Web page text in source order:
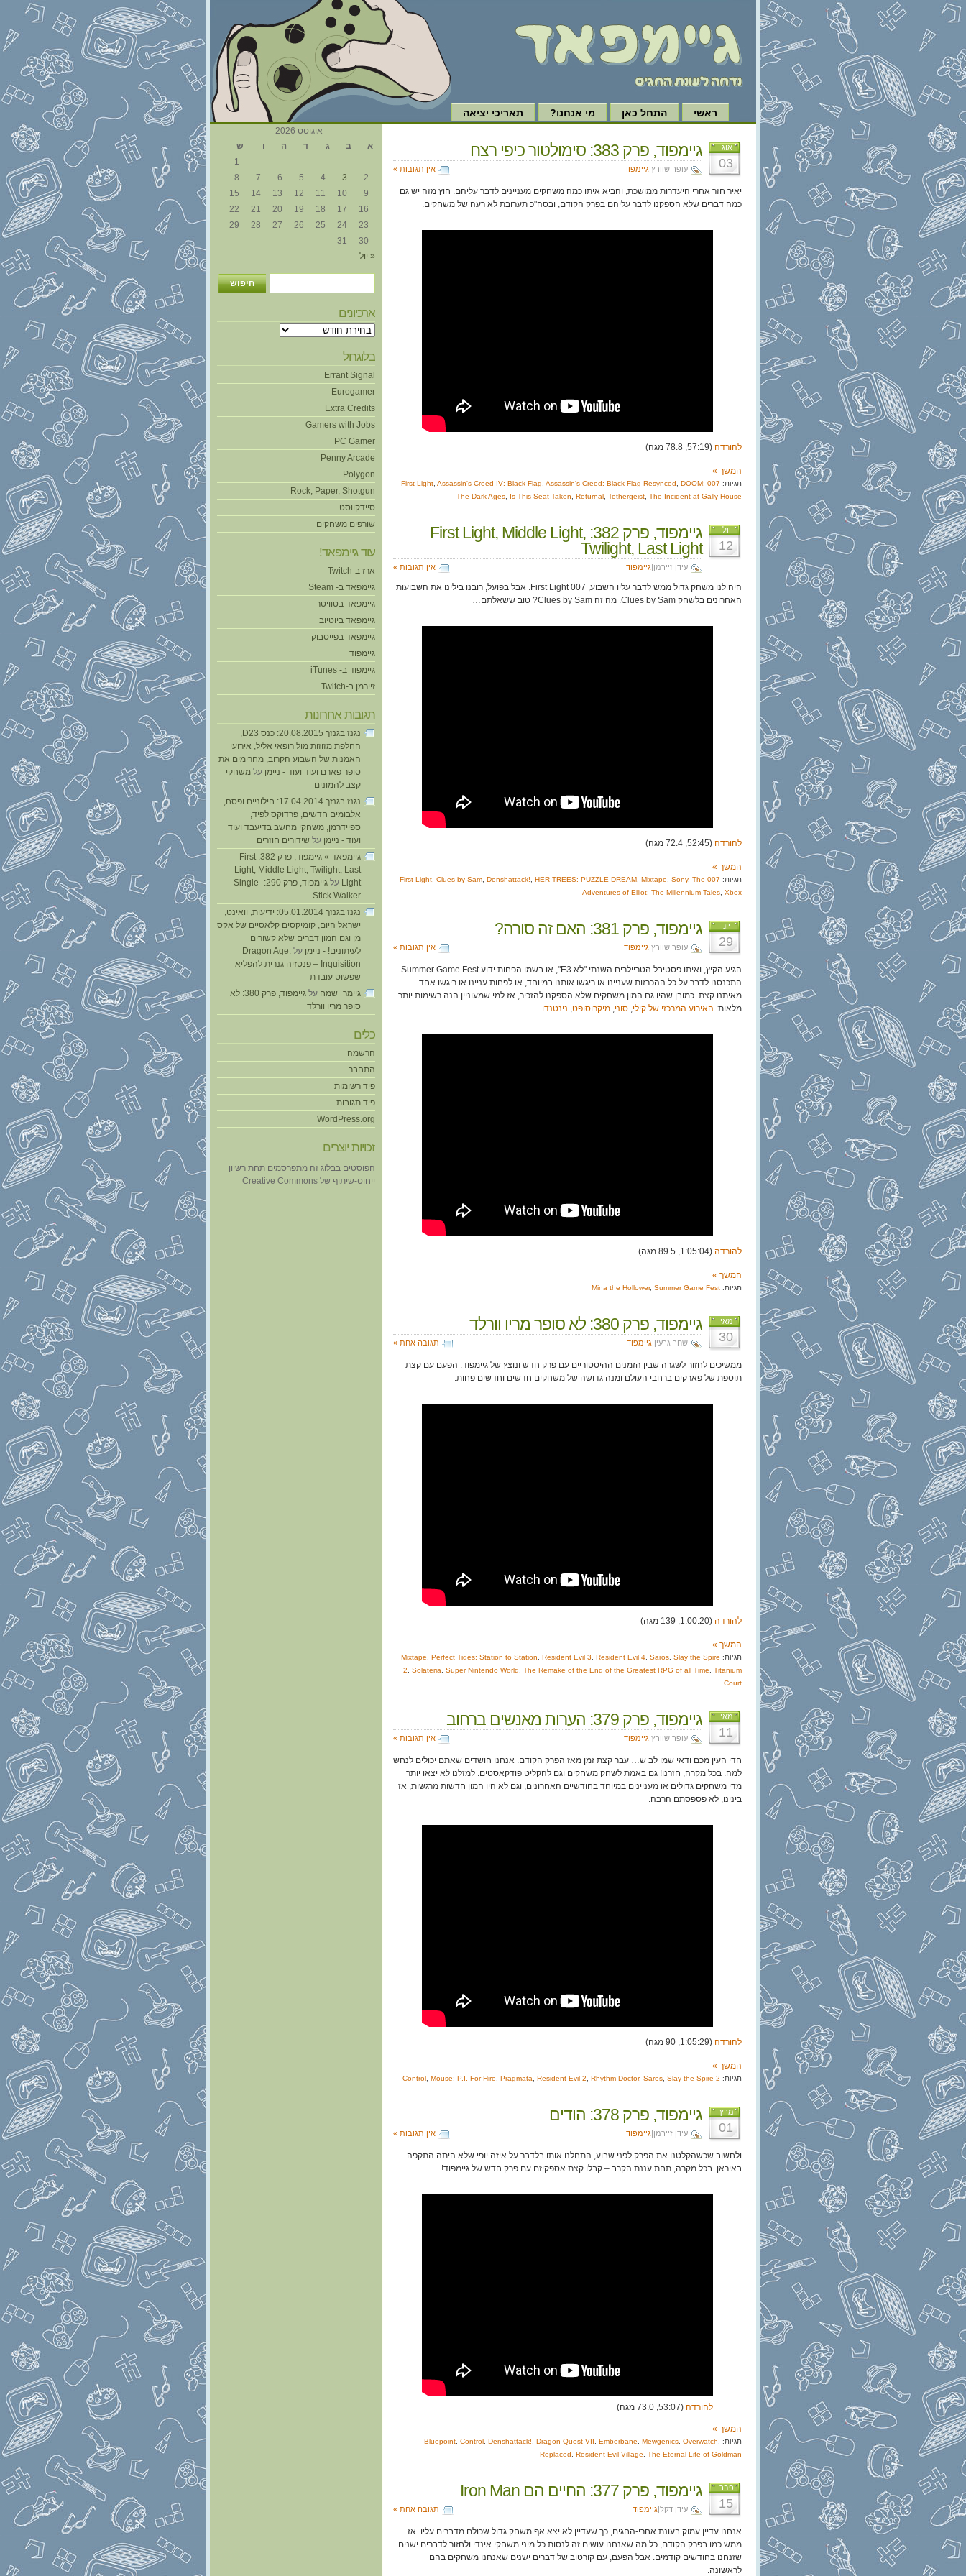
ראשי התחל כאן מי אנחנו? תאריכי יציאה
אוג
03
גיימפוד, פרק 383: סימולטור כיפי רצח
עופר שוורץ|גיימפוד אין תגובות »
יאיר חזר אחרי היעדרות ממושכת, והביא איתו כמה משחקים מעניינים לדבר עליהם. חוץ מזה יש גם
כמה דברים שלא הספקנו לדבר עליהם בפרק הקודם, ובסה"כ תערובת לא רעה של משחקים.
להורדה (57:19, 78.8 מגה)
המשך »
תגיות: 007 First Light
Assassin's Creed IV: Black Flag Assassin's Creed: Black Flag Resynced
DOOM:
The Dark Ages
Is This Seat Taken Returnal Tethergeist The Incident at Gally House
יול
12
גיימפוד, פרק 382: First Light, Middle Light,
Twilight, Last Light
עידן זיירמן|גיימפוד אין תגובות »
היה לנו משחק גדול ממש לדבר עליו השבוע, 007 First Light. אבל בפועל, רובנו בילינו את השבועות
האחרונים בלשחק Clues by Sam. מה זה Clues by Sam? טוב ששאלתם…
להורדה (52:45, 72.4 מגה)
המשך »
תגיות: 007 First Light
Clues by Sam Denshattack! HER TREES: PUZZLE DREAM Mixtape Sony, The
Adventures of Elliot: The Millennium Tales Xbox
יונ
29
גיימפוד, פרק 381: האם זה סורה?
עופר שוורץ|גיימפוד אין תגובות »
הגיע הקיץ, ואיתו פסטיבל הטריילרים השנתי "לא E3", או בשמו הפחות ידוע Summer Game Fest.
התכנסנו לדבר על כל ההכרזות שעניינו או ריגשו אותנו במיוחד, או לפחות עניינו או ריגשו אחד
מאיתנו קצת. כמובן שהיו גם המון משחקים שלא הספקנו להזכיר, אז למי שמעוניין הנה רשימות יותר
מלאות: האירוע המרכזי של קילי, סוני, מיקרוסופט, נינטנדו.
להורדה (1:05:04, 89.5 מגה)
המשך »
תגיות: Mina the Hollower, Summer Game Fest
מאי
30
גיימפוד, פרק 380: לא סופר מריו וורלד
שחר גרעין|גיימפוד תגובה אחת »
ממשיכים לחזור לשגרה שבין הזמנים ההיסטוריים עם פרק חדש ונוצץ של גיימפוד. הפעם עם קצת
תוספת של פארקים ברחבי העולם ומנה גדושה של משחקים חדשים וחדשים פחות.
להורדה (1:00:20, 139 מגה)
המשך »
תגיות: Mixtape Perfect Tides: Station to Station Resident Evil 3 Resident Evil 4 Saros Slay the Spire
2
Solateria Super Nintendo World The Remake of the End of the Greatest RPG of all Time
Titanium
Court
מאי
11
גיימפוד, פרק 379: הערות מאנשים ברחוב
עופר שוורץ|גיימפוד אין תגובות »
חדי העין מכם ודאי שמו לב ש… עבר קצת זמן מאז הפרק הקודם. אנחנו חושדים שאתם יכולים לנחש
למה. בכל מקרה, חזרנו! גם באמת לשחק משחקים וגם להקליט פודקאסטים. למזלנו לא יצאו יותר
מדי משחקים גדולים או מעניינים במיוחד בחודשיים האחרונים, וגם לא היו המון חדשות מרגשות, אז
בינינו, לא פספסתם הרבה.
להורדה (1:05:29, 90 מגה)
המשך »
תגיות: Control Mouse: P.I. For Hire Pragmata Resident Evil 2 Rhythm Doctor, Saros Slay the Spire 2
מרץ
01
גיימפוד, פרק 378: הודים
עידן זיירמן|גיימפוד אין תגובות »
ולחשוב שכשהקלטנו את הפרק לפני שבוע, התחלנו אותו בלדבר על איזה יופי שלא היתה התקפה
באיראן. בכל מקרה, תחת עננת הקרב – קבלו קצת אספקיזם עם פרק חדש של גיימפוד!
להורדה (53:07, 73.0 מגה)
המשך »
תגיות: Bluepoint Control Denshattack! Dragon Quest VII Emberbane Mewgenics Overwatch
Replaced
Resident Evil Village The Eternal Life of Goldman
פבר
15
גיימפוד, פרק 377: החיים הם Iron Man
עידן דקל|גיימפוד תגובה אחת »
אנחנו עדיין עמוק בעונת אחרי-החגים, כך שעדיין לא יצא אף משחק גדול שכולם מדברים עליו. אז
ממש כמו בפרק הקודם, כל מה שאנחנו עושים זה לנסות כל מיני משחקי אינדי ולחזור לדברים ישנים
שזנחנו בחודשים קודמים. אבל הפעם, עם קורטוב של דברים ישנים שאנחנו משחקים בהם
לראשונה.
אוגוסט 2026
א
ב ג ד ה ו
ש
1
2
3
4
5
6
7
8
9
10
11
12
13
14
15
16
17
18
19
20
21
22
23
24
25
26
27
28
29
30
31
« יול
ארכיונים
ארכיונים
בלוגרול
Errant Signal
Eurogamer
Extra Credits
Gamers with Jobs
PC Gamer
Penny Arcade
Polygon
Rock, Paper, Shotgun
סיידקווסט
שורפים משחקים
עוד גיימפאד!
ארז ב-Twitch
גיימפאד ב- Steam
גיימפאד בטוויטר
גיימפאד ביוטיוב
גיימפאד בפייסבוק
גיימפוד
גיימפוד ב- iTunes
זיירמן ב-Twitch
תגובות אחרונות
נגנז בגנזך 20.08.2015: כנס D23,
החלפת מזוזות מול רופאי אליל, אירועי
האמנות של השבוע הקרוב, מחרימים את
סופר פארם ועוד ועוד - ניימן על משחקי
קצב להמונים
נגנז בגנזך 17.04.2014: חילוניים ופסח,
אלבומים חדשים, פרדוקס לפיד,
ספיידרמן, משחקי מחשב בדיעבד ועוד
ועוד - ניימן על שידורים חוזרים
גיימפאד » גיימפוד, פרק 382: First
Light, Middle Light, Twilight, Last
Light על
גיימפוד, פרק 290: Single-
Stick Walker
נגנז בגנזך 05.01.2014: ידיעות, וואינט,
ישראל היום, קומיקסים קלאסיים של אקס
מן וגם המון דברים שלא קשורים
לעיתונים! - ניימן על Dragon Age:
Inquisition – פנטזיה גנרית להפליא
שפשוט עובדת
גיימר_שמח על
גיימפוד, פרק 380: לא
סופר מריו וורלד
כלים
הרשמה
התחבר
פיד רשומות
פיד תגובות
WordPress.org
זכויות יוצרים
הפוסטים בבלוג זה מתפרסמים תחת רשיון
ייחוס-שיתוף של Creative Commons